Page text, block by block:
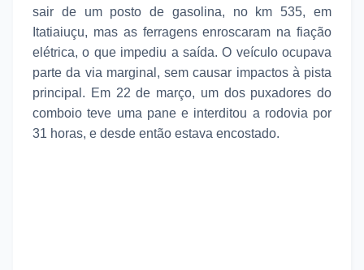
sair de um posto de gasolina, no km 535, em
Itatiaiuçu, mas as ferragens enroscaram na fiação
elétrica, o que impediu a saída. O veículo ocupava
parte da via marginal, sem causar impactos à pista
principal. Em 22 de março, um dos puxadores do
comboio teve uma pane e interditou a rodovia por
31 horas, e desde então estava encostado.